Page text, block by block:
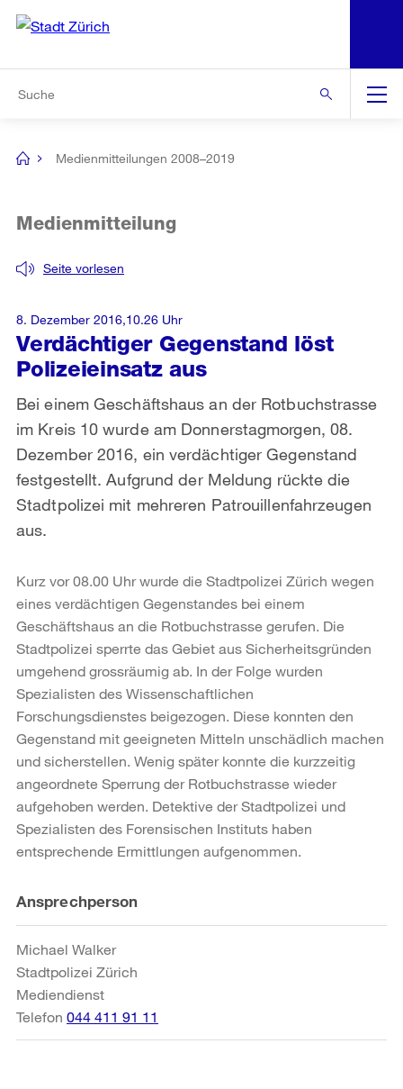
Navigation
[no
Medienmitteilungen 2008–2019
Verdächtiger Gegenstand löst
Polizeieinsatz aus
Seite vorlesen
Medienmitteilung
Bei einem Geschäftshaus an der Rotbuchstrasse
im Kreis 10 wurde am Donnerstagmorgen, 08.
Dezember 2016, ein verdächtiger Gegenstand
festgestellt. Aufgrund der Meldung rückte die
Stadtpolizei mit mehreren Patrouillenfahrzeugen
aus.
8. Dezember 2016,10.26 Uhr
Kurz vor 08.00 Uhr wurde die Stadtpolizei Zürich wegen
eines verdächtigen Gegenstandes bei einem
Geschäftshaus an die Rotbuchstrasse gerufen. Die
Stadtpolizei sperrte das Gebiet aus Sicherheitsgründen
umgehend grossräumig ab. In der Folge wurden
Spezialisten des Wissenschaftlichen
Forschungsdienstes beigezogen. Diese konnten den
Gegenstand mit geeigneten Mitteln unschädlich machen
und sicherstellen. Wenig später konnte die kurzzeitig
angeordnete Sperrung der Rotbuchstrasse wieder
aufgehoben werden. Detektive der Stadtpolizei und
Spezialisten des Forensischen Instituts haben
entsprechende Ermittlungen aufgenommen.
Weitere
Informationen
Ansprechperson
Michael Walker
Stadtpolizei Zürich
Mediendienst
Telefon 044 411 91 11